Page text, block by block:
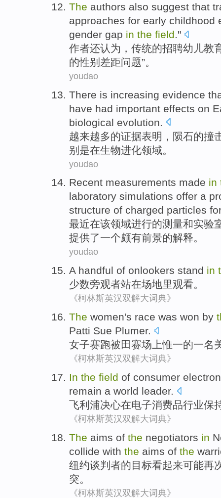
The authors also suggest that
approaches for early childhood
gender gap in the field."
作者还认为 ， 传统的招聘幼儿教
的性别 差距问题”。
youdao
There is increasing evidence
have had important effects on
biological evolution
越来越多的证据表明， 陨石的撞
别是在生物进化领域 。
youdao
Recent measurements made in
laboratory simulations offer a
structure of charged particles
最近在该领域进行的测量和实验
提供了一个颇有前景的解释。
youdao
A handful of onlookers stand in
少数旁观者站在场地里观看。
《柯林斯英汉双解大词典》
The women's race was won by
Patti Sue Plumer.
女子赛跑被田赛场上惟一的一名
《柯林斯英汉双解大词典》
In the field of consumer
remain a world leader.
飞利浦决心在电子消费品行业保
《柯林斯英汉双解大词典》
The aims of the negotiators in
collide with the aims of the
纽约谈判者的目标看起来可能再
突 。
《柯林斯英汉双解大词典》